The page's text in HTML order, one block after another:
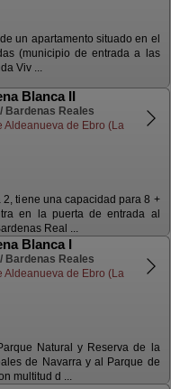
un apartamento situado en el
(municipio de entrada a las
Viv ...
Blanca II
Bardenas Reales
Aldeanueva de Ebro (La
2, tiene una capacidad para 8 +
en la puerta de entrada al
Real ...
Blanca I
Bardenas Reales
Aldeanueva de Ebro (La
Natural y Reserva de la
de Navarra y al Parque de
multitud d ...